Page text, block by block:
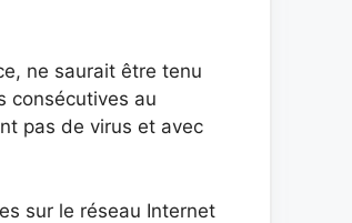
ne saurait être tenu
consécutives au
pas de virus et avec
sur le réseau Internet